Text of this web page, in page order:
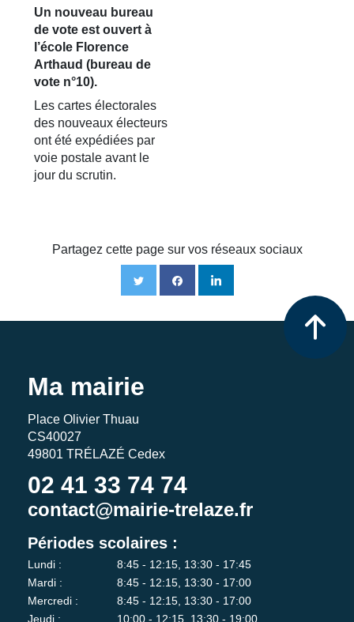
Un nouveau bureau
de vote est ouvert à
l’école Florence
Arthaud (bureau de
vote n°10).
Les cartes électorales
des nouveaux électeurs
ont été expédiées par
voie postale avant le
jour du scrutin.
Partagez cette page sur vos réseaux sociaux
Ma mairie
Place Olivier Thuau
CS40027
49801 TRÉLAZÉ Cedex
02 41 33 74 74
contact@mairie-trelaze.fr
Périodes scolaires :
Lundi :
8:45 - 12:15, 13:30 - 17:45
Mardi :
8:45 - 12:15, 13:30 - 17:00
Mercredi :
8:45 - 12:15, 13:30 - 17:00
Jeudi :
10:00 - 12:15, 13:30 - 19:00